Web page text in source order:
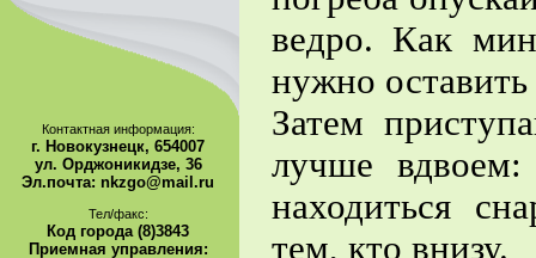
ведро. Как
нужно оставить
Затем
лучше вдвоем:
находиться
тем, кто внизу.
Контактная информация:
г. Новокузнецк, 654007
ул. Орджоникидзе, 36
Эл.почта: nkzgo@mail.ru
Тел/факс:
Код города (8)3843
Приемная управления: